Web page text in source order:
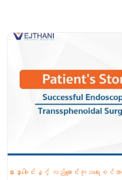
နားနှာခေါင်းနှင့် လည်ချောင်းကုသရေးစင်တာ